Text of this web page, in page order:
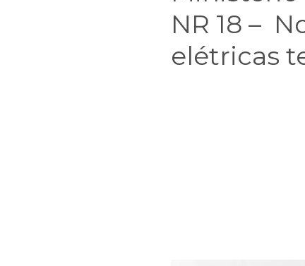
NR 18 –
elétricas